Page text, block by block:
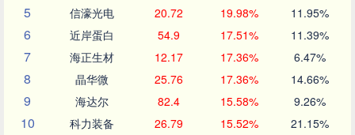
5 信濠光电 20.72 19.98% 11.95%
6 近岸蛋白 54.9 17.51% 11.39%
7 海正生材 12.17 17.36% 6.47%
8 晶华微 25.76 17.36% 14.66%
9 海达尔 82.4 15.58% 9.26%
10 科力装备 26.79 15.52% 21.15%